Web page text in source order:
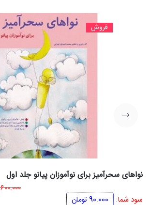
فروش
نواهای سحرآمیز برای نوآموزان پیانو جلد اول
600.000
سود شما: 90.000 تومان